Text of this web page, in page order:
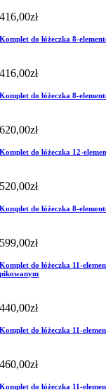
416,00zł
Komplet do łóżeczka 8-
416,00zł
Komplet do łóżeczka 8-
620,00zł
Komplet do łóżeczka 12-
520,00zł
Komplet do łóżeczka 8-
599,00zł
Komplet do łóżeczka 11-
pikowanym
440,00zł
Komplet do łóżeczka 11-
460,00zł
Komplet do łóżeczka 11-